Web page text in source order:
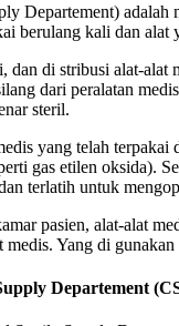
Departement) adalah
berulang kali dan alat
dan di stribusi alat-
dari peralatan
steril.
yang telah terpakai
gas etilen oksida).
terlatih untuk
pasien, alat-alat
medis. Yang di
Departement